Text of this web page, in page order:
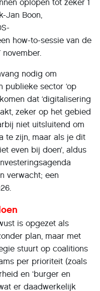
oplopen tot zeker 1
Jan Boon,
how-to-sessie van de
november.
nodig om
publieke sector ‘op
dat ‘digitalisering
zeker op het gebied
niet uitsluitend om
te zijn, maar als je dit
even bij doen’, aldus
verwacht; een
is opgezet als
plan, maar met
stuurt op coalitions
per prioriteit (zoals
en ‘burger en
er daadwerkelijk